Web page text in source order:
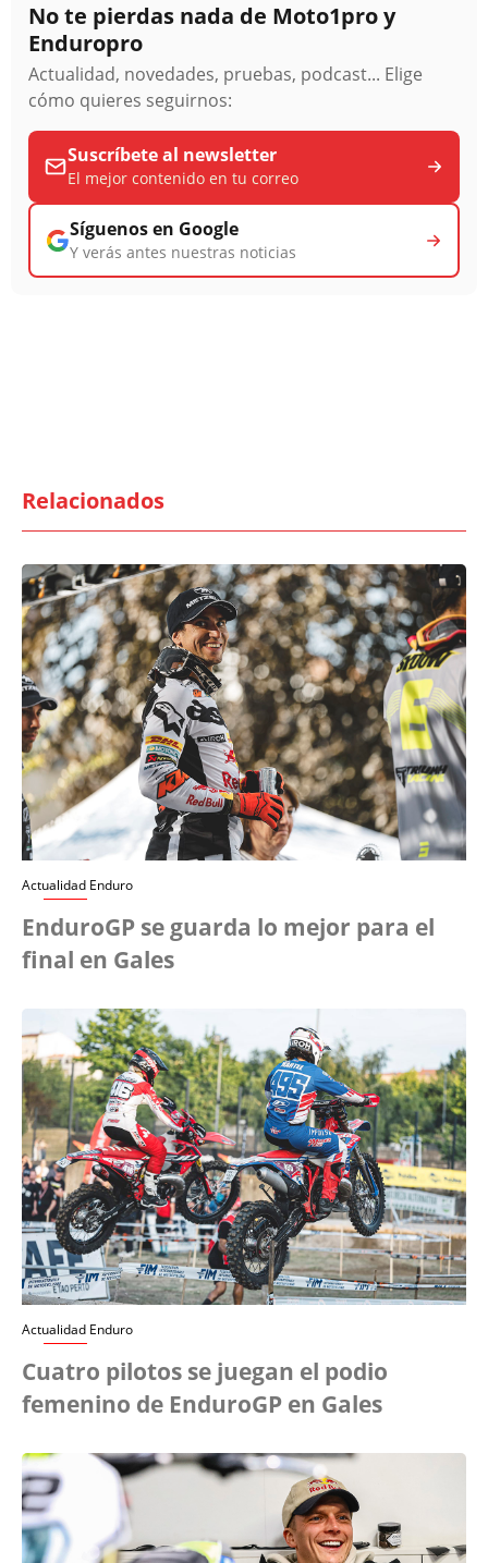
No te pierdas nada de Moto1pro y
Enduropro
Actualidad, novedades, pruebas, podcast... Elige
cómo quieres seguirnos:
Suscríbete al newsletter
El mejor contenido en tu correo
Síguenos en Google
Y verás antes nuestras noticias
Relacionados
Actualidad Enduro
EnduroGP se guarda lo mejor para el
final en Gales
Actualidad Enduro
Cuatro pilotos se juegan el podio
femenino de EnduroGP en Gales